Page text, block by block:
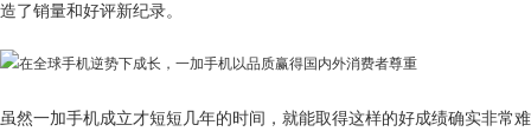
造了销量和好评新纪录。
虽然一加手机成立才短短几年的时间，就能取得这样的好成绩确实非常难